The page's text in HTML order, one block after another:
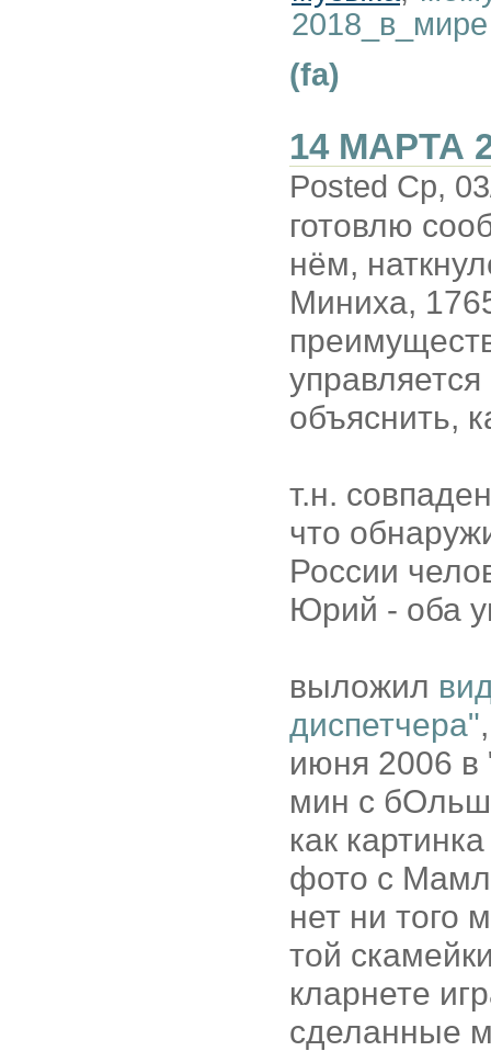
2018_в_мире
(fa)
14 МАРТА
Posted Ср,
готовлю
нём,
Миниха,
объяснить,
т.н.
что
России
Юрий - оба
выложил
диспетчера"
июня 2006 в
мин с
как
фото с
нет ни того
той
кларнете
сделанные